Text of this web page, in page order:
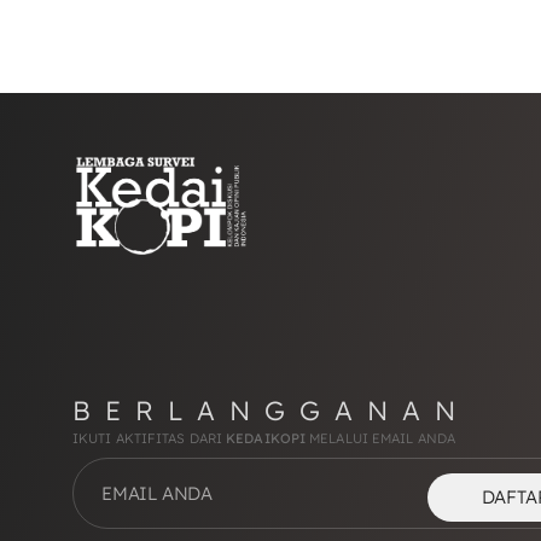
BERLANGGANAN
IKUTI AKTIFITAS DARI KEDAIKOPI MELALUI EMAIL ANDA